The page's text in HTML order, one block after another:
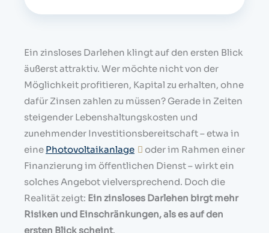
Ein zinsloses Darlehen klingt auf den ersten Blick
äußerst attraktiv. Wer möchte nicht von der
Möglichkeit profitieren, Kapital zu erhalten, ohne
dafür Zinsen zahlen zu müssen? Gerade in Zeiten
steigender Lebenshaltungskosten und
zunehmender Investitionsbereitschaft – etwa in
eine Photovoltaikanlage
oder im Rahmen einer
Finanzierung im öffentlichen Dienst – wirkt ein
solches Angebot vielversprechend. Doch die
Realität zeigt: Ein zinsloses Darlehen birgt mehr
Risiken und Einschränkungen, als es auf den
ersten Blick scheint.